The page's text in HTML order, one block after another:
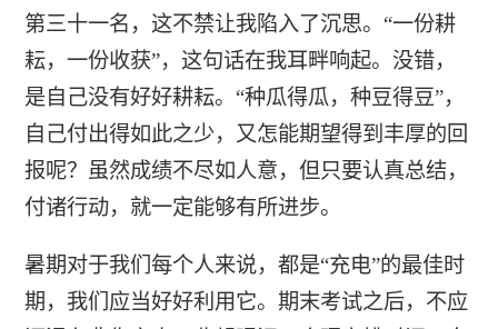
第三十一名，这不禁让我陷入了沉思。“一份耕
耘，一份收获”，这句话在我耳畔响起。没错，
是自己没有好好耕耘。“种瓜得瓜，种豆得豆”，
自己付出得如此之少，又怎能期望得到丰厚的回
报呢？虽然成绩不尽如人意，但只要认真总结，
付诸行动，就一定能够有所进步。
暑期对于我们每个人来说，都是“充电”的最佳时
期，我们应当好好利用它。期末考试之后，不应